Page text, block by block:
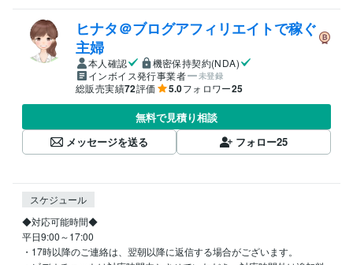
ヒナタ＠ブログアフィリエイトで稼ぐ
主婦
本人確認
機密保持契約(NDA)
インボイス発行事業者
未登録
総販売実績72評価 5.0フォロワー25
無料で見積り相談
メッセージを送る
フォロー25
スケジュール
◆対応可能時間◆
平日9:00～17:00
・17時以降のご連絡は、翌朝以降に返信する場合がございます。